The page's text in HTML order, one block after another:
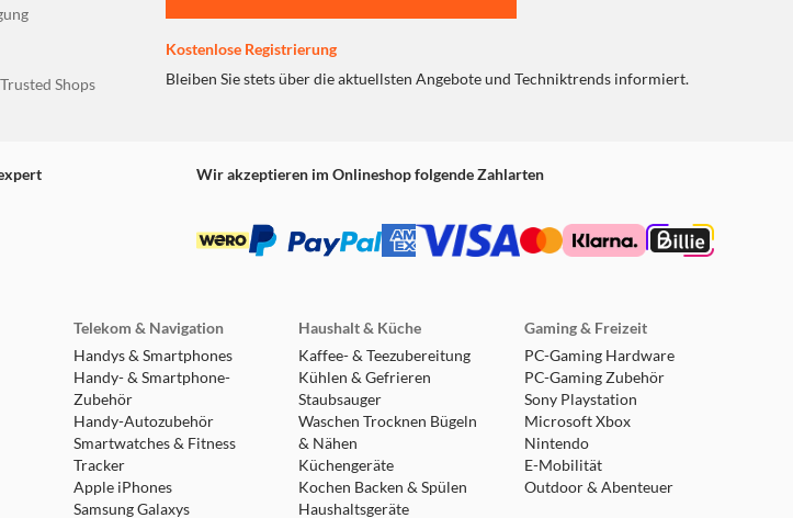
Shops
Kostenlose Registrierung
Bleiben Sie stets über die aktuellsten Angebote und Techniktrends informiert.
Wir akzeptieren im Onlineshop folgende Zahlarten
Telekom & Navigation
Handys & Smartphones
Handy- & Smartphone-
Zubehör
Handy-Autozubehör
Smartwatches & Fitness
Tracker
Apple iPhones
Samsung Galaxys
Haushalt & Küche
Kaffee- & Teezubereitung
Kühlen & Gefrieren
Staubsauger
Waschen Trocknen Bügeln
& Nähen
Küchengeräte
Kochen Backen & Spülen
Haushaltsgeräte
Gaming & Freizeit
PC-Gaming Hardware
PC-Gaming Zubehör
Sony Playstation
Microsoft Xbox
Nintendo
E-Mobilität
Outdoor & Abenteuer